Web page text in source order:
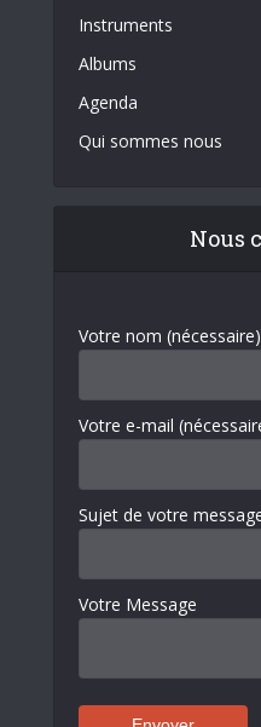
Instruments
Albums
Agenda
Qui sommes nous
Nous
Votre nom (nécessaire)
Votre e-mail
Sujet de votre
Votre Message